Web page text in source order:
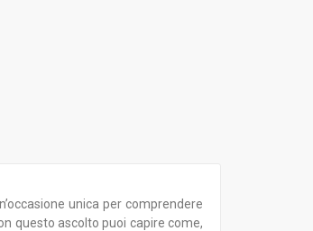
unica per comprendere
questo ascolto puoi capire come,